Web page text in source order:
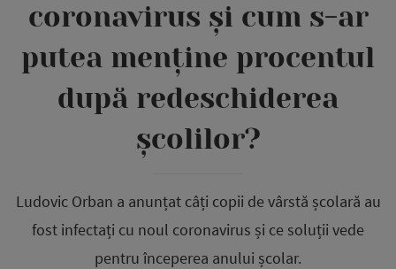
coronavirus și cum s-ar
putea menține procentul
după redeschiderea
școlilor?
Ludovic Orban a anunțat câți copii de vârstă școlară au
fost infectați cu noul coronavirus și ce soluții vede
pentru începerea anului școlar.